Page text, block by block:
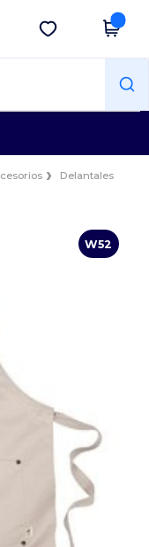
Descargar app
Delantales
W52